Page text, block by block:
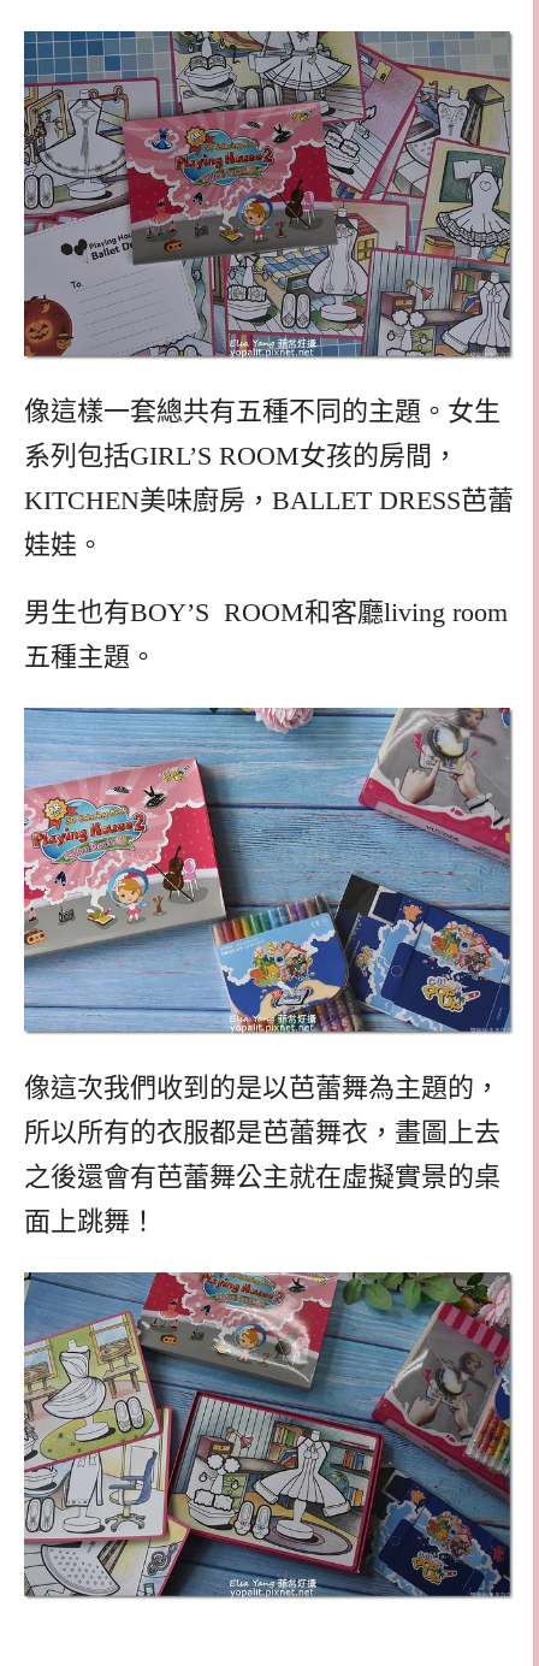
像這樣一套總共有五種不同的主題。女生
系列包括GIRL’S ROOM女孩的房間，
KITCHEN美味廚房，BALLET DRESS芭蕾
娃娃。
男生也有BOY’S ROOM和客廳living room
五種主題。
像這次我們收到的是以芭蕾舞為主題的，
所以所有的衣服都是芭蕾舞衣，畫圖上去
之後還會有芭蕾舞公主就在虛擬實景的桌
面上跳舞！